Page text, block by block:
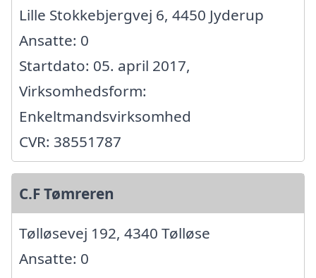
Lille Stokkebjergvej 6, 4450 Jyderup
Ansatte: 0
Startdato: 05. april 2017,
Virksomhedsform:
Enkeltmandsvirksomhed
CVR: 38551787
C.F Tømreren
Tølløsevej 192, 4340 Tølløse
Ansatte: 0